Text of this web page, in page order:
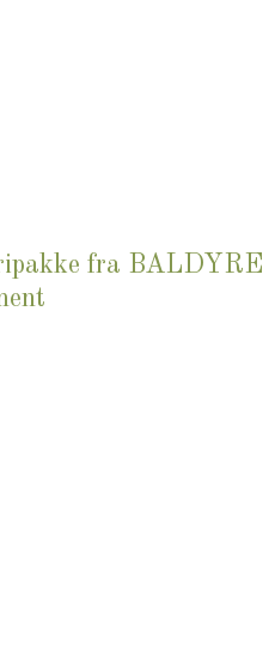
fra BALDYRE